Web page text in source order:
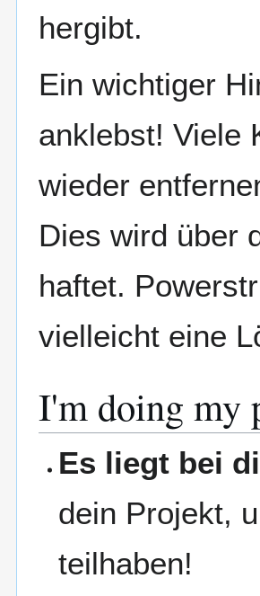
hergibt.
Ein wichtiger
anklebst! Viele
wieder
Dies wird über
haftet.
vielleicht eine
I'm doing my
Es liegt bei
dein Projekt,
teilhaben!